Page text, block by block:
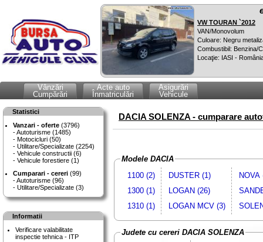
VW TOURAN `2012
VAN/Monovolum
Culoare: Negru
Combustibil: Benzina/
Locaţie: IASI -
Vânzări
Cumpărări
Acte auto
Înmatriculări
Asigurări
Vehicule
Statistici
Vanzari - oferte (3796)
Autoturisme (1485)
Motocicluri (50)
Utilitare/Specializate (2254)
Vehicule constructii (6)
Vehicule forestiere (1)
Cumparari - cereri (99)
Autoturisme (96)
Utilitare/Specializate (3)
Informatii
Verificare valabilitate
inspectie tehnica - ITP
DACIA SOLENZA - cumparare
Modele DACIA
1100 (2)
1300 (1)
1310 (1)
DUSTER (1)
LOGAN (26)
LOGAN MCV (3)
NOVA
Judete cu cereri DACIA SOLENZA